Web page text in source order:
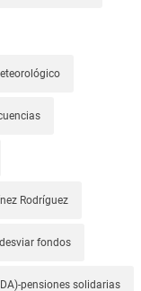
Rodríguez
fondos
pensiones solidarias